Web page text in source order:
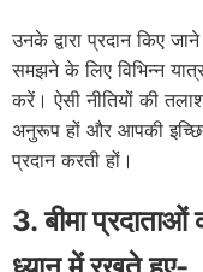
उनके द्वारा प्रदान किए
समझने के लिए विभिन्न
करें। ऐसी नीतियों की
अनुरूप हों और आपकी
प्रदान करती हों।
3. बीमा प्रदाताओं